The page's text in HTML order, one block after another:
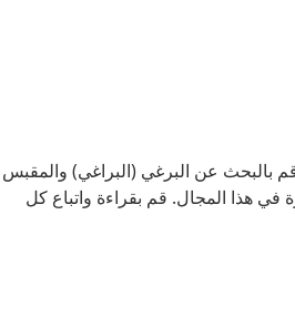
بالبحث عن البرغي (البراغي) والمقبس
هذا المجال. قم بقراءة واتباع كل